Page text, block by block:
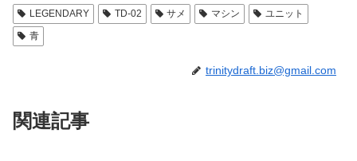
LEGENDARY TD-02 サメ マシン
ユニット
青
trinitydraft.biz@gmail.com
関連記事